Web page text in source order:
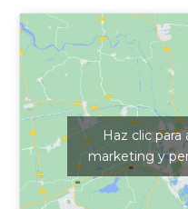
Haz clic
marketing y